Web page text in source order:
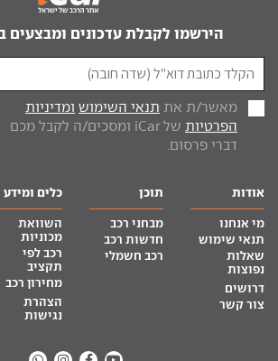
הירשמו לקבלת עדכונים ומבצעים
מאשר/ת את תנאי השימוש ומדיניות
הפרטיות
של iCar ומסכים/ה לקבל מכם
דברי פרסום.
אודות
מי אנחנו
תנאי שימוש
שאלות
נפוצות
דרושים
צור קשר
תוכן
מבחני רכב
חדשות רכב
רכב חשמלי
כלים ומידע
השוואת
מכוניות
רכב לפי
תקציב
מחירון רכב
הצהרת
נגישות